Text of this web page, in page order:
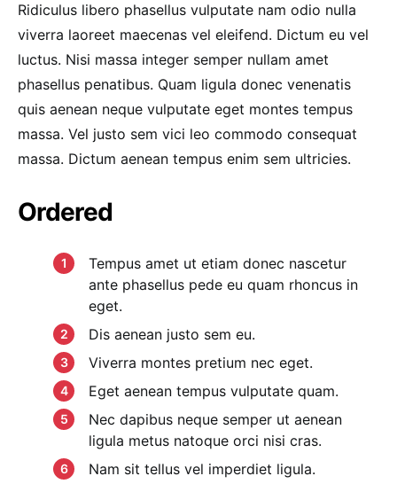
Ridiculus libero phasellus vulputate nam odio nulla
viverra laoreet maecenas vel eleifend. Dictum eu vel
luctus. Nisi massa integer semper nullam amet
phasellus penatibus. Quam ligula donec venenatis
quis aenean neque vulputate eget montes tempus
massa. Vel justo sem vici leo commodo consequat
massa. Dictum aenean tempus enim sem ultricies.
Ordered
Tempus amet ut etiam donec nascetur
ante phasellus pede eu quam rhoncus in
eget.
Dis aenean justo sem eu.
Viverra montes pretium nec eget.
Eget aenean tempus vulputate quam.
Nec dapibus neque semper ut aenean
ligula metus natoque orci nisi cras.
Nam sit tellus vel imperdiet ligula.